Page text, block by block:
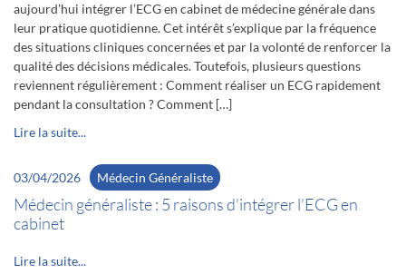
aujourd’hui intégrer l’ECG en cabinet de médecine générale dans
leur pratique quotidienne. Cet intérêt s’explique par la fréquence
des situations cliniques concernées et par la volonté de renforcer la
qualité des décisions médicales. Toutefois, plusieurs questions
reviennent régulièrement : Comment réaliser un ECG rapidement
pendant la consultation ? Comment […]
Lire la suite...
03/04/2026 Médecin Généraliste
Médecin généraliste : 5 raisons d’intégrer l’ECG en
cabinet
Lire la suite...